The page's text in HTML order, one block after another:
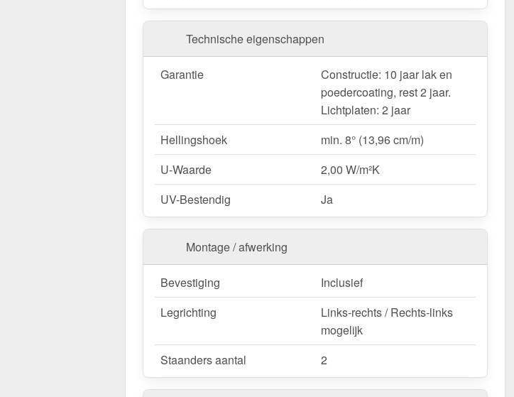
sneeuwbelasting. Wij bieden alleen de hier beschikbare lengtes en
dieptes aan, omdat dit kits zijn. Wij bieden geen terrasoverkappingen
op maat aan. Deze overkapping is geschikt voorsneeuwzone 1
(0,65 kN/m²)
totale breedte is 3,06 m, dediepte is 4,00 m
afmeting van de platen, er komt 17 cm bij voor de dakgoot). De
, wat een efficiënte montage mogelijk maakt.
Bestel Terrasoverkapping | Sneeuwzone 1 | RAL 7016 nu -
Snelle levering & met 10 jaar garantie!
Vertrouw op een duurzame & betrouwbare terrasoverkapping - koop
Technische eigenschappen
Garantie
Constructie: 10 jaar lak en
poedercoating, rest 2 jaar.
Lichtplaten: 2 jaar
Hellingshoek
min. 8° (13,96 cm/m)
U-Waarde
2,00 W/m²K
UV-Bestendig
Ja
Montage / afwerking
Bevestiging
Inclusief
Legrichting
Links-rechts / Rechts-links
mogelijk
Staanders aantal
2